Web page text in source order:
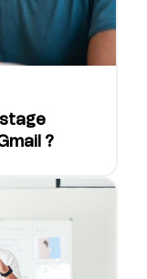
Outlook ou Gmail ?